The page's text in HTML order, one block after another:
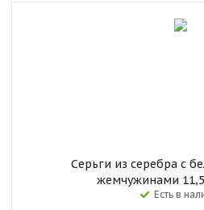
Серьги из серебра c
жемчужинами
Есть в